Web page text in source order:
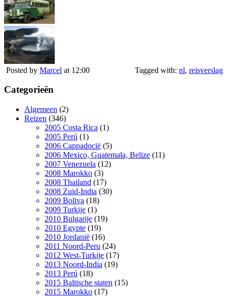
Posted by Marcel at 12:00 Tagged with: nl, reisverslag
Categorieën
Algemeen (2)
Reizen (346)
2005 Costa Rica (1)
2005 Perú (1)
2006 Cappadocië (5)
2006 Mexico, Guatemala, Belize (11)
2007 Venezuela (12)
2008 Marokko (3)
2008 Thailand (17)
2008 Zuid-India (30)
2009 Boliva (18)
2009 Turkije (1)
2010 Bulgarije (19)
2010 Egypte (19)
2010 Jordanië (16)
2011 Noord-Peru (24)
2012 West-Turkije (17)
2013 Noord-India (19)
2013 Perú (18)
2015 Baltische staten (15)
2015 Marokko (17)